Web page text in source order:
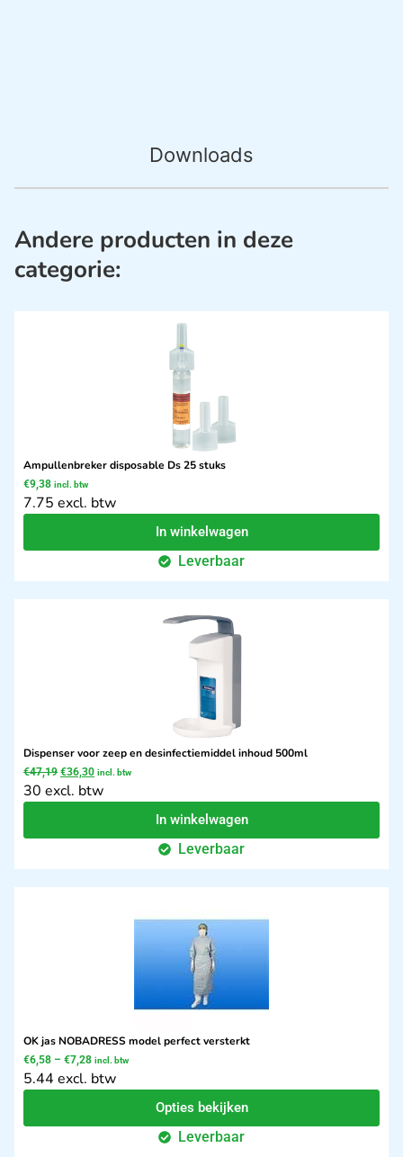
Downloads
Andere producten in deze
categorie:
Ampullenbreker disposable Ds 25 stuks
€9,38 incl. btw
7.75 excl. btw
In winkelwagen
Leverbaar
Dispenser voor zeep en desinfectiemiddel inhoud 500ml
€47,19 €36,30 incl. btw
30 excl. btw
In winkelwagen
Leverbaar
OK jas NOBADRESS model perfect versterkt
€6,58 – €7,28 incl. btw
5.44 excl. btw
Opties bekijken
Leverbaar